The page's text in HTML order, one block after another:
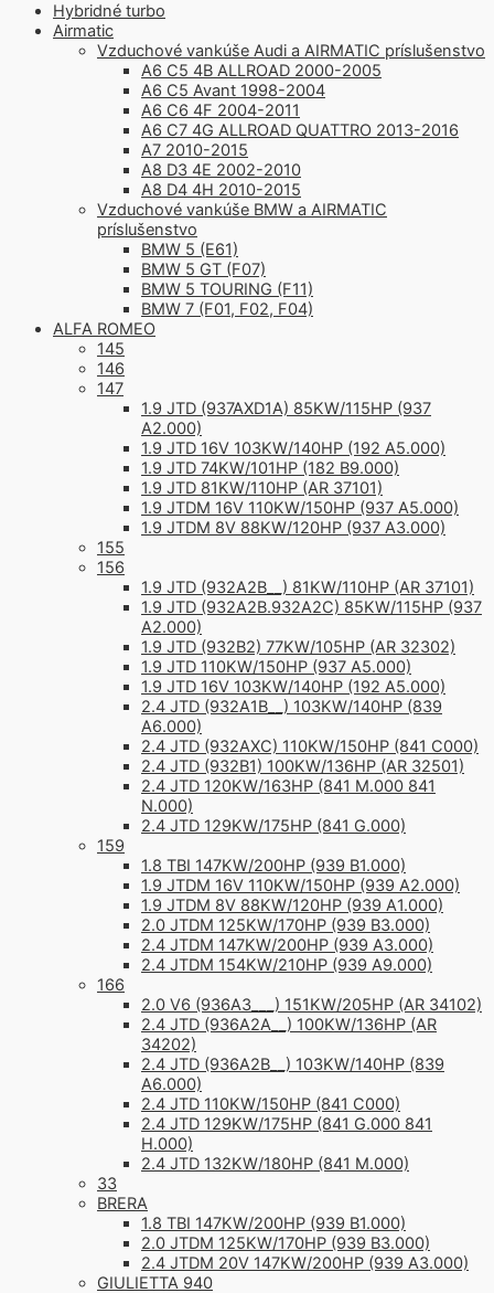
Hybridné turbo
Airmatic
Vzduchové vankúše Audi a AIRMATIC príslušenstvo
A6 C5 4B ALLROAD 2000-2005
A6 C5 Avant 1998-2004
A6 C6 4F 2004-2011
A6 C7 4G ALLROAD QUATTRO 2013-2016
A7 2010-2015
A8 D3 4E 2002-2010
A8 D4 4H 2010-2015
Vzduchové vankúše BMW a AIRMATIC
príslušenstvo
BMW 5 (E61)
BMW 5 GT (F07)
BMW 5 TOURING (F11)
BMW 7 (F01, F02, F04)
ALFA ROMEO
145
146
147
1.9 JTD (937AXD1A) 85KW/115HP (937
A2.000)
1.9 JTD 16V 103KW/140HP (192 A5.000)
1.9 JTD 74KW/101HP (182 B9.000)
1.9 JTD 81KW/110HP (AR 37101)
1.9 JTDM 16V 110KW/150HP (937 A5.000)
1.9 JTDM 8V 88KW/120HP (937 A3.000)
155
156
1.9 JTD (932A2B__) 81KW/110HP (AR 37101)
1.9 JTD (932A2B.932A2C) 85KW/115HP (937
A2.000)
1.9 JTD (932B2) 77KW/105HP (AR 32302)
1.9 JTD 110KW/150HP (937 A5.000)
1.9 JTD 16V 103KW/140HP (192 A5.000)
2.4 JTD (932A1B__) 103KW/140HP (839
A6.000)
2.4 JTD (932AXC) 110KW/150HP (841 C000)
2.4 JTD (932B1) 100KW/136HP (AR 32501)
2.4 JTD 120KW/163HP (841 M.000 841
N.000)
2.4 JTD 129KW/175HP (841 G.000)
159
1.8 TBI 147KW/200HP (939 B1.000)
1.9 JTDM 16V 110KW/150HP (939 A2.000)
1.9 JTDM 8V 88KW/120HP (939 A1.000)
2.0 JTDM 125KW/170HP (939 B3.000)
2.4 JTDM 147KW/200HP (939 A3.000)
2.4 JTDM 154KW/210HP (939 A9.000)
166
2.0 V6 (936A3___) 151KW/205HP (AR 34102)
2.4 JTD (936A2A__) 100KW/136HP (AR
34202)
2.4 JTD (936A2B__) 103KW/140HP (839
A6.000)
2.4 JTD 110KW/150HP (841 C000)
2.4 JTD 129KW/175HP (841 G.000 841
H.000)
2.4 JTD 132KW/180HP (841 M.000)
33
BRERA
1.8 TBI 147KW/200HP (939 B1.000)
2.0 JTDM 125KW/170HP (939 B3.000)
2.4 JTDM 20V 147KW/200HP (939 A3.000)
GIULIETTA 940